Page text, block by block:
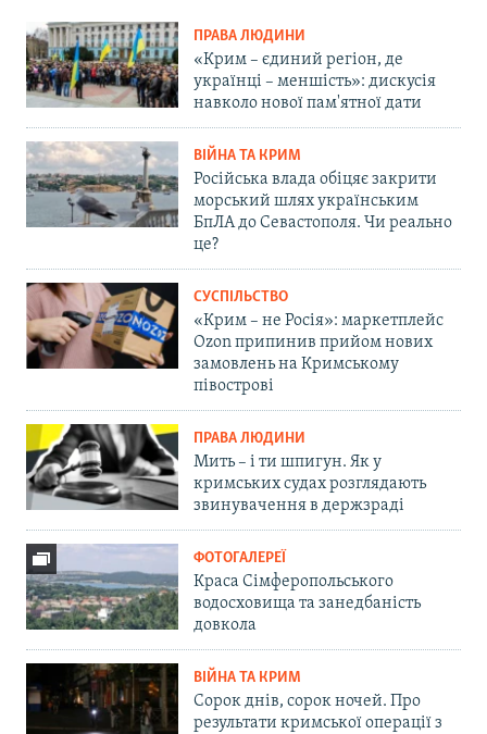
ПРАВА ЛЮДИНИ
«Крим – єдиний регіон, де
українці – меншість»: дискусія
навколо нової пам'ятної дати
ВІЙНА ТА КРИМ
Російська влада обіцяє закрити
морський шлях українським
БпЛА до Севастополя. Чи реально
це?
СУСПІЛЬСТВО
«Крим – не Росія»: маркетплейс
Ozon припинив прийом нових
замовлень на Кримському
півострові
ПРАВА ЛЮДИНИ
Мить – і ти шпигун. Як у
кримських судах розглядають
звинувачення в держзраді
ФОТОГАЛЕРЕЇ
Краса Сімферопольського
водосховища та занедбаність
довкола
ВІЙНА ТА КРИМ
Сорок днів, сорок ночей. Про
результати кримської операції з